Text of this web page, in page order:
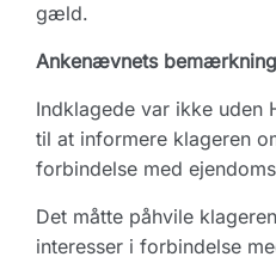
gæld.
Ankenævnets
Indklagede var ikke uden
til at informere klageren
forbindelse med
Det måtte påhvile
interesser i forbindelse